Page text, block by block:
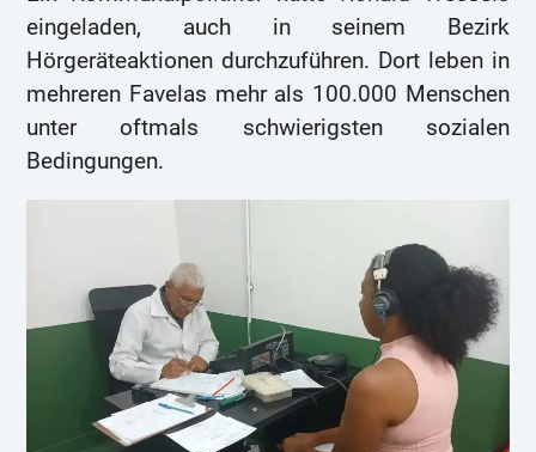
eingeladen, auch in seinem Bezirk
Hörgeräteaktionen durchzuführen. Dort leben in
mehreren Favelas mehr als 100.000 Menschen
unter oftmals schwierigsten sozialen
Bedingungen.